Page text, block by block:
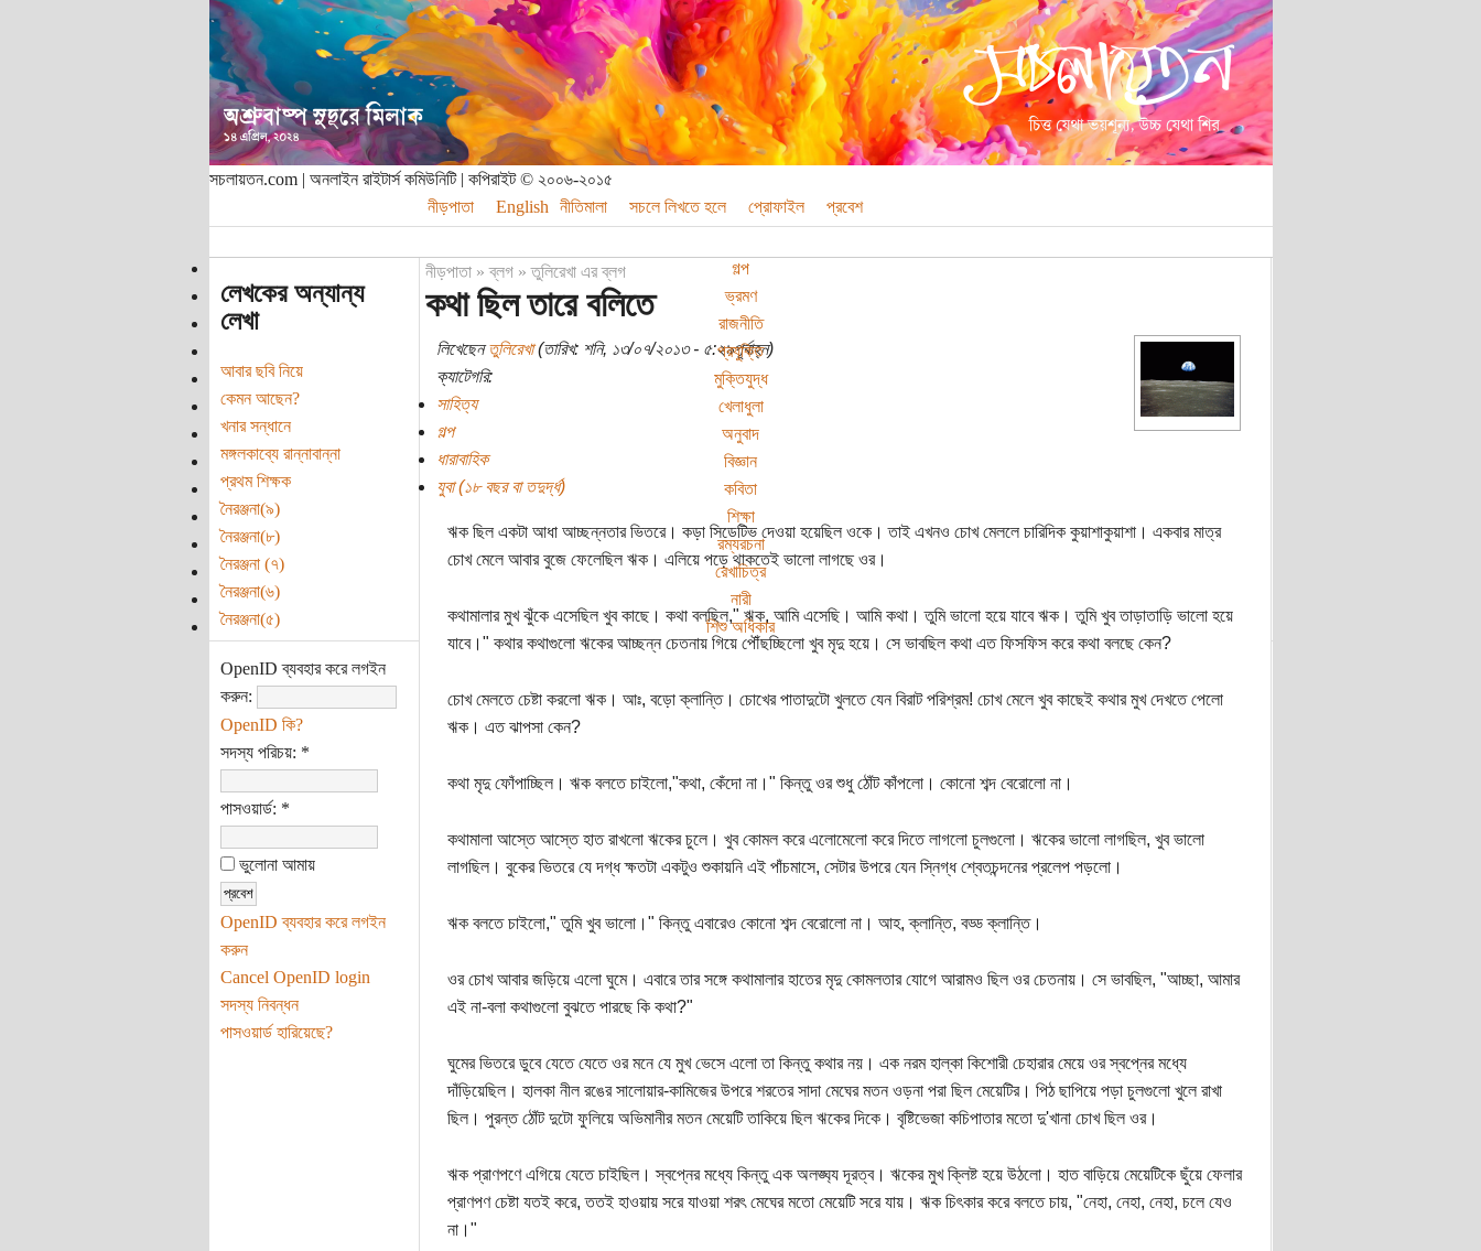
সচলায়তন.com | অনলাইন রাইটার্স কমিউনিটি | কপিরাইট © ২০০৬-২০১৫
নীড়পাতা
English নীতিমালা সচলে লিখতে হলে প্রোফাইল প্রবেশ
গল্প
ভ্রমণ
রাজনীতি
প্রযুক্তি
মুক্তিযুদ্ধ
খেলাধুলা
অনুবাদ
বিজ্ঞান
কবিতা
শিক্ষা
রম্যরচনা
রেখাচিত্র
নারী
শিশু অধিকার
লেখকের অন্যান্য
লেখা
আবার ছবি নিয়ে
কেমন আছেন?
খনার সন্ধানে
মঙ্গলকাব্যে রান্নাবান্না
প্রথম শিক্ষক
নৈরঞ্জনা(৯)
নৈরঞ্জনা(৮)
নৈরঞ্জনা (৭)
নৈরঞ্জনা(৬)
নৈরঞ্জনা(৫)
OpenID ব্যবহার করে লগইন
করুন:
OpenID কি?
সদস্য পরিচয়: *
পাসওয়ার্ড: *
ভুলোনা আমায়
OpenID ব্যবহার করে লগইন
করুন
Cancel OpenID login
সদস্য নিবন্ধন
পাসওয়ার্ড হারিয়েছে?
নীড়পাতা»ব্লগ»তুলিরেখা এর ব্লগ
কথা ছিল তারে বলিতে
লিখেছেনতুলিরেখা(তারিখ: শনি, ১৩/০৭/২০১৩ - ৫:২৯পূর্বাহ্ন)
ক্যাটেগরি:
সাহিত্য
গল্প
ধারাবাহিক
যুবা (১৮ বছর বা তদুর্দ্ধ)
ঋক ছিল একটা আধা আচ্ছন্নতার ভিতরে। কড়া সিডেটিভ দেওয়া হয়েছিল ওকে। তাই এখনও চোখ মেললে চারিদিক কুয়াশাকুয়াশা। একবার মাত্র
চোখ মেলে আবার বুজে ফেলেছিল ঋক। এলিয়ে পড়ে থাকতেই ভালো লাগছে ওর।
কথামালার মুখ ঝুঁকে এসেছিল খুব কাছে। কথা বলছিল," ঋক, আমি এসেছি। আমি কথা। তুমি ভালো হয়ে যাবে ঋক। তুমি খুব তাড়াতাড়ি ভালো হয়ে
যাবে।" কথার কথাগুলো ঋকের আচ্ছন্ন চেতনায় গিয়ে পৌঁছচ্ছিলো খুব মৃদু হয়ে। সে ভাবছিল কথা এত ফিসফিস করে কথা বলছে কেন?
চোখ মেলতে চেষ্টা করলো ঋক। আঃ, বড়ো ক্লান্তি। চোখের পাতাদুটো খুলতে যেন বিরাট পরিশ্রম! চোখ মেলে খুব কাছেই কথার মুখ দেখতে পেলো
ঋক। এত ঝাপসা কেন?
কথা মৃদু ফোঁপাচ্ছিল। ঋক বলতে চাইলো,"কথা, কেঁদো না।" কিন্তু ওর শুধু ঠোঁট কাঁপলো। কোনো শব্দ বেরোলো না।
কথামালা আস্তে আস্তে হাত রাখলো ঋকের চুলে। খুব কোমল করে এলোমেলো করে দিতে লাগলো চুলগুলো। ঋকের ভালো লাগছিল, খুব ভালো
লাগছিল। বুকের ভিতরে যে দগ্ধ ক্ষতটা একটুও শুকায়নি এই পাঁচমাসে, সেটার উপরে যেন স্নিগ্ধ শ্বেতচন্দনের প্রলেপ পড়লো।
ঋক বলতে চাইলো," তুমি খুব ভালো।" কিন্তু এবারেও কোনো শব্দ বেরোলো না। আহ, ক্লান্তি, বড্ড ক্লান্তি।
ওর চোখ আবার জড়িয়ে এলো ঘুমে। এবারে তার সঙ্গে কথামালার হাতের মৃদু কোমলতার যোগে আরামও ছিল ওর চেতনায়। সে ভাবছিল, "আচ্ছা, আমার
এই না-বলা কথাগুলো বুঝতে পারছে কি কথা?"
ঘুমের ভিতরে ডুবে যেতে যেতে ওর মনে যে মুখ ভেসে এলো তা কিন্তু কথার নয়। এক নরম হাল্কা কিশোরী চেহারার মেয়ে ওর স্বপ্নের মধ্যে
দাঁড়িয়েছিল। হালকা নীল রঙের সালোয়ার-কামিজের উপরে শরতের সাদা মেঘের মতন ওড়না পরা ছিল মেয়েটির। পিঠ ছাপিয়ে পড়া চুলগুলো খুলে রাখা
ছিল। পুরন্ত ঠোঁট দুটো ফুলিয়ে অভিমানীর মতন মেয়েটি তাকিয়ে ছিল ঋকের দিকে। বৃষ্টিভেজা কচিপাতার মতো দু'খানা চোখ ছিল ওর।
ঋক প্রাণপণে এগিয়ে যেতে চাইছিল। স্বপ্নের মধ্যে কিন্তু এক অলঙ্ঘ্য দূরত্ব। ঋকের মুখ ক্লিষ্ট হয়ে উঠলো। হাত বাড়িয়ে মেয়েটিকে ছুঁয়ে ফেলার
প্রাণপণ চেষ্টা যতই করে, ততই হাওয়ায় সরে যাওয়া শরৎ মেঘের মতো মেয়েটি সরে যায়। ঋক চিৎকার করে বলতে চায়, "নেহা, নেহা, নেহা, চলে যেও
না।"